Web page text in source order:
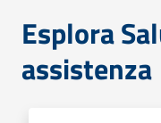
Esplora
assistenza